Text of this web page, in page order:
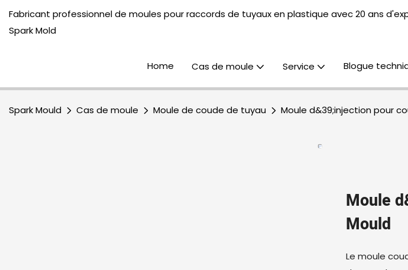
Fabricant professionnel de moules pour raccords de tuyaux en plastique avec 20 ans
Spark Mold
Home Cas de moule Service Blogue
Spark Mould Cas de moule Moule de coude de tuyau Moule d&39;injection pour
Moule
Mould
Le moule